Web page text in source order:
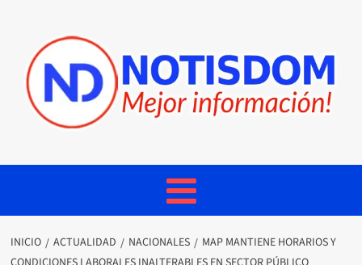
INICIO ACTUALIDAD NACIONALES
MAP MANTIENE HORARIOS Y